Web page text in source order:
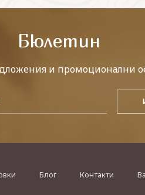
Бюлетин
и промоционални
Блог Контакти